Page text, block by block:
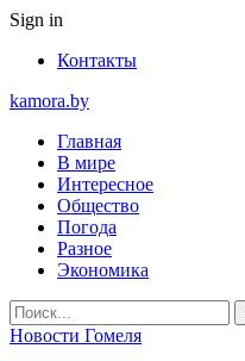
Sign in
Контакты
kamora.by
Главная
В мире
Интересное
Общество
Погода
Разное
Экономика
Новости Гомеля